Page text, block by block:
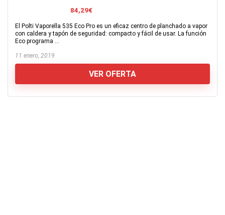
84,29€
El Polti Vaporella 535 Eco Pro es un eficaz centro de planchado a vapor
con caldera y tapón de seguridad: compacto y fácil de usar. La función
Eco programa ...
11 enero, 2019
VER OFERTA